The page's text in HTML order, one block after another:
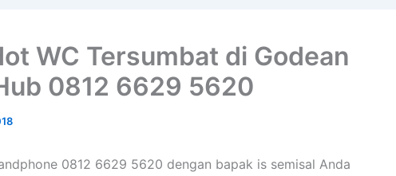
WC Tersumbat di Godean
0812 6629 5620
0812 6629 5620 dengan bapak is semisal Anda